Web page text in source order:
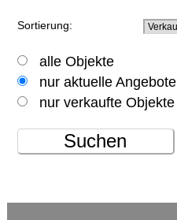
Sortierung:
alle Objekte
nur aktuelle Angebote
nur verkaufte Objekte
Suchen